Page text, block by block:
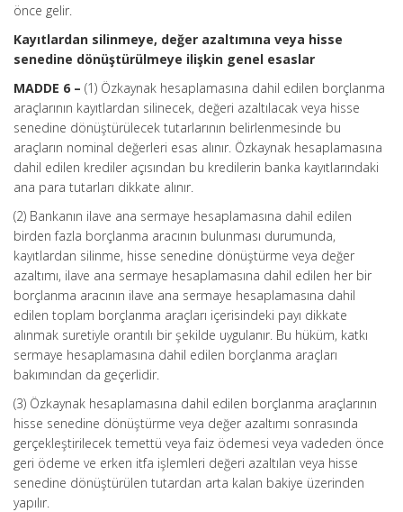
önce gelir.
Kayıtlardan silinmeye, değer azaltımına veya hisse
senedine dönüştürülmeye ilişkin genel esaslar
MADDE 6 – (1) Özkaynak hesaplamasına dahil edilen borçlanma
araçlarının kayıtlardan silinecek, değeri azaltılacak veya hisse
senedine dönüştürülecek tutarlarının belirlenmesinde bu
araçların nominal değerleri esas alınır. Özkaynak hesaplamasına
dahil edilen krediler açısından bu kredilerin banka kayıtlarındaki
ana para tutarları dikkate alınır.
(2) Bankanın ilave ana sermaye hesaplamasına dahil edilen
birden fazla borçlanma aracının bulunması durumunda,
kayıtlardan silinme, hisse senedine dönüştürme veya değer
azaltımı, ilave ana sermaye hesaplamasına dahil edilen her bir
borçlanma aracının ilave ana sermaye hesaplamasına dahil
edilen toplam borçlanma araçları içerisindeki payı dikkate
alınmak suretiyle orantılı bir şekilde uygulanır. Bu hüküm, katkı
sermaye hesaplamasına dahil edilen borçlanma araçları
bakımından da geçerlidir.
(3) Özkaynak hesaplamasına dahil edilen borçlanma araçlarının
hisse senedine dönüştürme veya değer azaltımı sonrasında
gerçekleştirilecek temettü veya faiz ödemesi veya vadeden önce
geri ödeme ve erken itfa işlemleri değeri azaltılan veya hisse
senedine dönüştürülen tutardan arta kalan bakiye üzerinden
yapılır.